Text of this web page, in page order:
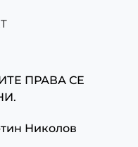
ПРАВА СЕ
Николов